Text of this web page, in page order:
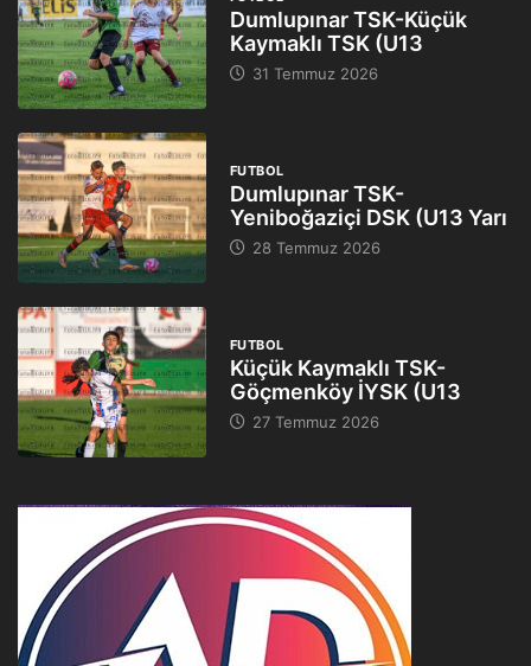
Dumlupınar TSK-Küçük
Kaymaklı TSK (U13
31 Temmuz 2026
FUTBOL
Dumlupınar TSK-
Yeniboğaziçi DSK (U13 Yarı
28 Temmuz 2026
FUTBOL
Küçük Kaymaklı TSK-
Göçmenköy İYSK (U13
27 Temmuz 2026